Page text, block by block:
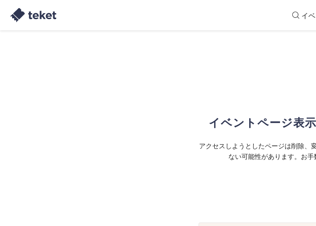
イ
イベントページ表
アクセスしようとしたページは削除、
ない可能性があります。お手